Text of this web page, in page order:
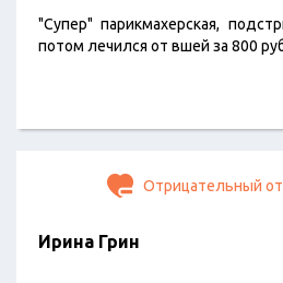
"Супер" парикмахерская,
потом лечился от вшей за 800
Отрицательный
Ирина Грин